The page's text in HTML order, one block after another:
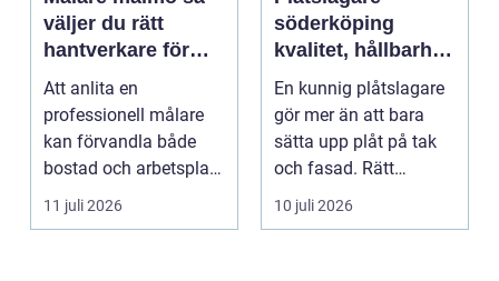
väljer du rätt
hantverkare för
hem och företag
Att anlita en
professionell målare
kan förvandla både
bostad och arbetsplats
på kort tid. Färger, yt...
11 juli 2026
söderköping
kvalitet, hållbarhet
och tryggt
takarbete
En kunnig plåtslagare
gör mer än att bara
sätta upp plåt på tak
och fasad. Rätt
plåtarbeten skyddar ...
10 juli 2026